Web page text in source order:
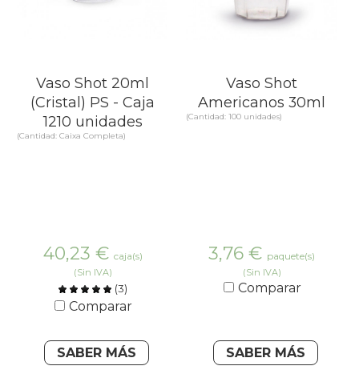
Vaso Shot 20ml
(Cristal) PS - Caja
1210 unidades
(Cantidad: Caixa Completa)
40,23 € caja(s)
(Sin IVA)
(3)
Comparar
SABER MÁS
Vaso Shot
Americanos 30ml
(Cantidad: 100 unidades)
3,76 € paquete(s)
(Sin IVA)
Comparar
SABER MÁS